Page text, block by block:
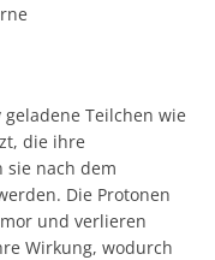
Teilchen wie
die ihre
sie nach dem
Die Protonen
und verlieren
Wirkung, wodurch